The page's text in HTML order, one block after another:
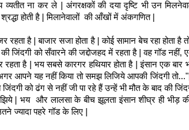
ना कर ले | अंगरक्षकों की दया दृष्टि भी उन
होती है | मिलानेवालों की आँखों में अंकगणित |
है | बाजार सजा होता है | कोई सामान बेच रहा होता
जिंदगी को सँवारने की जद्दोजहद में रहता है | वह गॉड नहीं,
रहता है | भय सबसे कारगर हथियार होता है | इंसान एक
आपने यह नहीं किया तो समझ लिजिये आपकी जिंदगी
जिंदगी को ढंग से नहीं जी पा रहे हैं उन्हें भी मौत के बाद की
| भय और लालसा के बीच झूलता इंसान शीघ्र ही भीड़ की
ज्यादा पहरे गॉड के लिए |